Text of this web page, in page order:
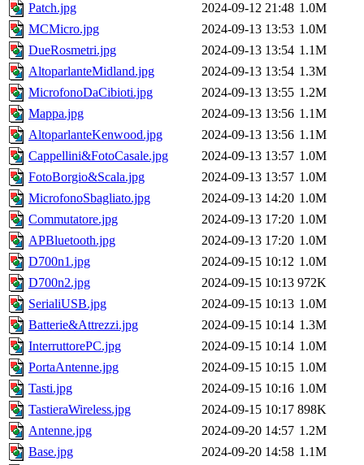
Patch.jpg
2024-09-12 21:48 1.0M
MCMicro.jpg
2024-09-13 13:53 1.0M
DueRosmetri.jpg
2024-09-13 13:54 1.1M
AltoparlanteMidland.jpg
2024-09-13 13:54 1.3M
MicrofonoDaCibioti.jpg
2024-09-13 13:55 1.2M
Mappa.jpg
2024-09-13 13:56 1.1M
AltoparlanteKenwood.jpg
2024-09-13 13:56 1.1M
Cappellini&FotoCasale.jpg
2024-09-13 13:57 1.0M
FotoBorgio&Scala.jpg
2024-09-13 13:57 1.0M
MicrofonoSbagliato.jpg
2024-09-13 14:20 1.0M
Commutatore.jpg
2024-09-13 17:20 1.0M
APBluetooth.jpg
2024-09-13 17:20 1.0M
D700n1.jpg
2024-09-15 10:12 1.0M
D700n2.jpg
2024-09-15 10:13 972K
SerialiUSB.jpg
2024-09-15 10:13 1.0M
Batterie&Attrezzi.jpg
2024-09-15 10:14 1.3M
InterruttorePC.jpg
2024-09-15 10:14 1.0M
PortaAntenne.jpg
2024-09-15 10:15 1.0M
Tasti.jpg
2024-09-15 10:16 1.0M
TastieraWireless.jpg
2024-09-15 10:17 898K
Antenne.jpg
2024-09-20 14:57 1.2M
Base.jpg
2024-09-20 14:58 1.1M